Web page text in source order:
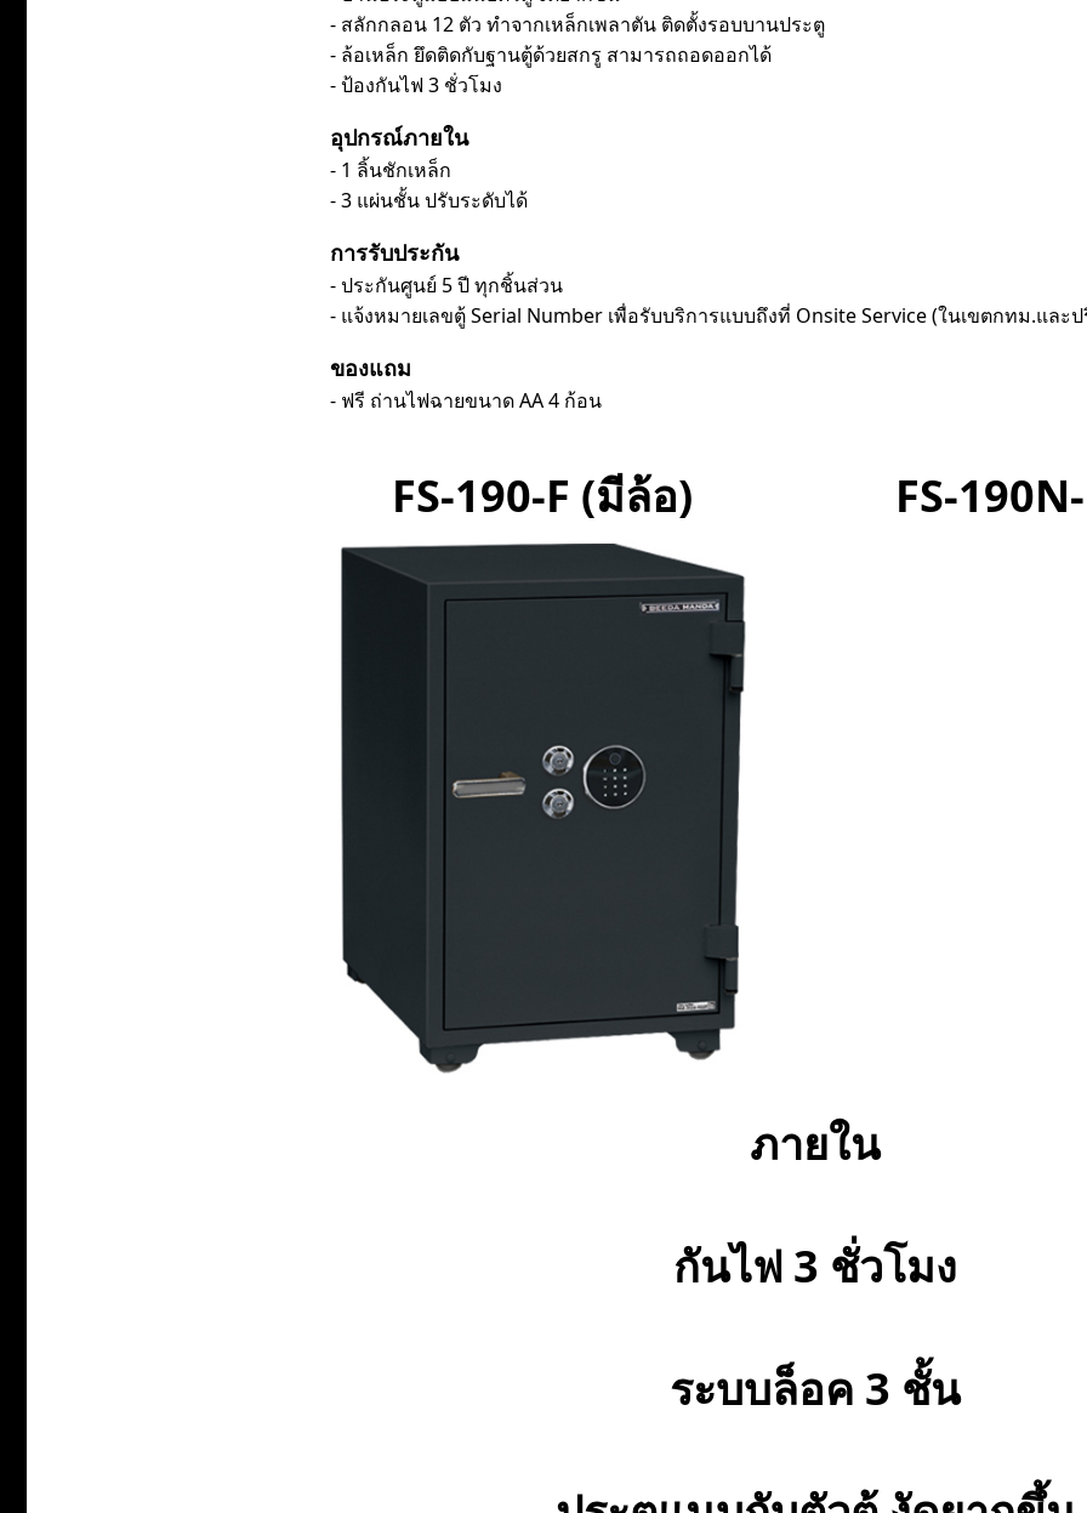
- สลักกลอน 12 ตัว ทำจากเหล็กเพลาตัน ติดตั้งรอบบานประตู
- ล้อเหล็ก ยึดติดกับฐานตู้ด้วยสกรู สามารถถอดออกได้
- ป้องกันไฟ 3 ชั่วโมง
อุปกรณ์ภายใน
- 1 ลิ้นชักเหล็ก
- 3 แผ่นชั้น ปรับระดับได้
การรับประกัน
- ประกันศูนย์ 5 ปี ทุกชิ้นส่วน
- แจ้งหมายเลขตู้ Serial Number เพื่อรับบริการแบบถึงที่ Onsite Service (ในเขตกทม.แล
ของแถม
- ฟรี ถ่านไฟฉายขนาด AA 4 ก้อน
FS-190-F (มีล้อ) FS-
ภายใน
กันไฟ 3 ชั่วโมง
ระบบล็อค 3 ชั้น